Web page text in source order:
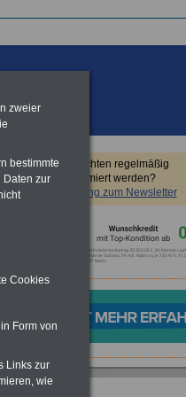
Sie möchten regelmäßig
informiert werden?
Anmeldung zum Newsletter
zweier
bestimmte
Daten zur
Cookies
Form von
Links zur
wie